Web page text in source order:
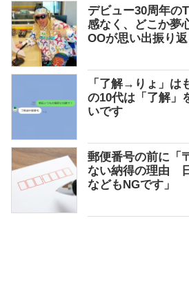
デビュー30周年
感なく、どこか
OOが思い出振り
「了解→りょ」
の10代は「了解」
いです
郵便番号の前に「
ない納得の理由
などもNGです」